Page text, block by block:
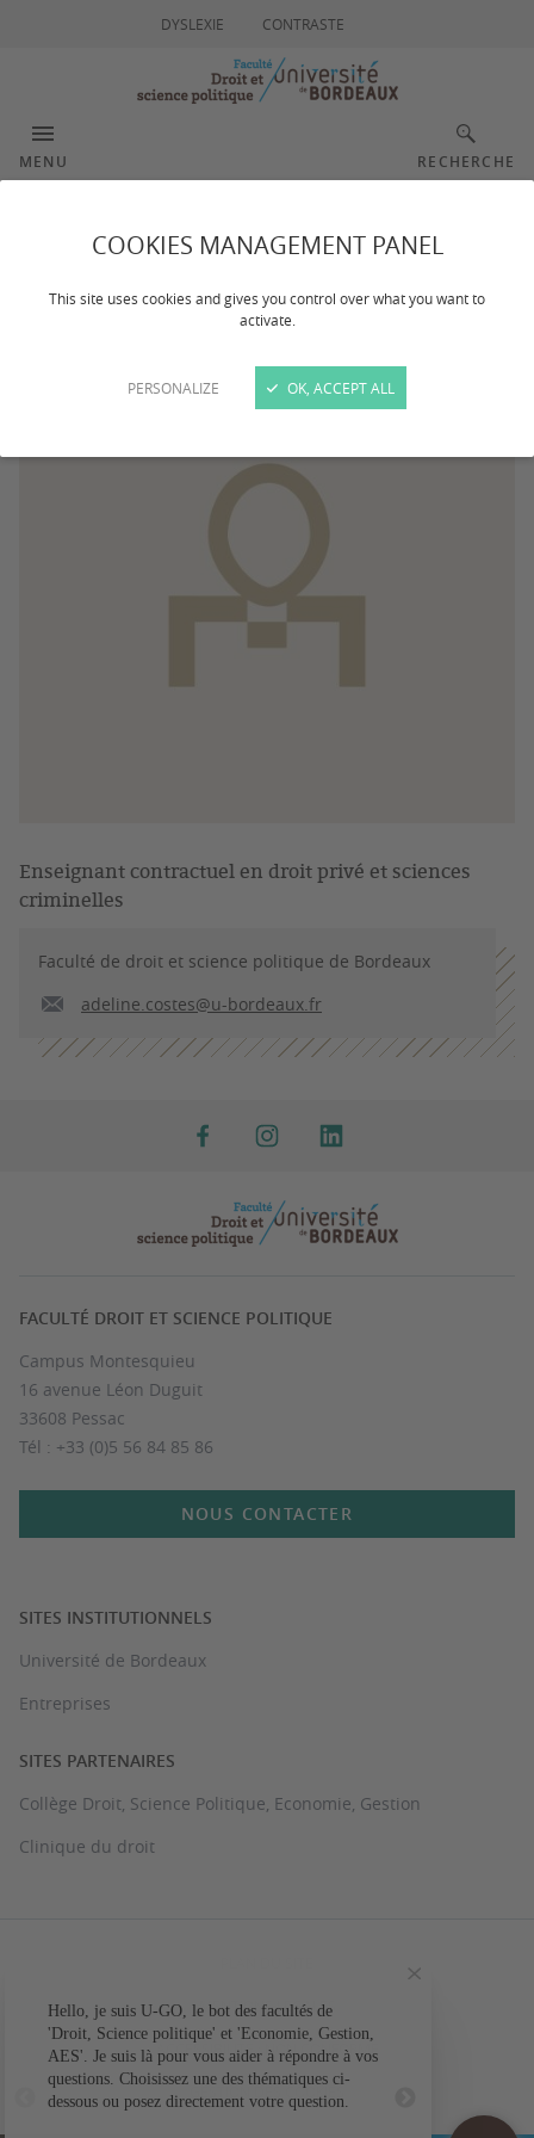
COOKIES MANAGEMENT PANEL
This site uses cookies and gives you control over what you want to
activate.
PERSONALIZE OK, ACCEPT ALL
DYSLEXIE CONTRASTE
MENU RECHERCHE
Costes Adeline
Enseignant contractuel en droit privé et sciences
criminelles
Faculté de droit et science politique de Bordeaux
adeline.costes@u-bordeaux.fr
FACULTÉ DROIT ET SCIENCE POLITIQUE
Campus Montesquieu
16 avenue Léon Duguit
33608 Pessac
Tél : +33 (0)5 56 84 85 86
NOUS CONTACTER
SITES INSTITUTIONNELS
Université de Bordeaux
Entreprises
SITES PARTENAIRES
Collège Droit, Science Politique, Economie, Gestion
Clinique du droit
MENTIONS LÉGALES
ACCESSIBILITÉ : NON CONFORME
GESTION DES COOKIES
Hello, je suis U-GO, le bot des facultés de
'Droit, Science politique' et 'Economie, Gestion,
AES'. Je suis là pour vous aider à répondre à vos
questions. Choisissez une des thématiques ci-
dessous ou posez directement votre question.